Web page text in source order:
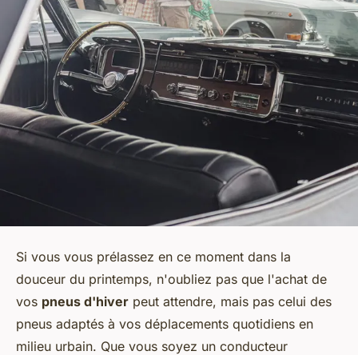
Si vous vous prélassez en ce moment dans la
douceur du printemps, n'oubliez pas que l'achat de
vos pneus d'hiver peut attendre, mais pas celui des
pneus adaptés à vos déplacements quotidiens en
milieu urbain. Que vous soyez un conducteur